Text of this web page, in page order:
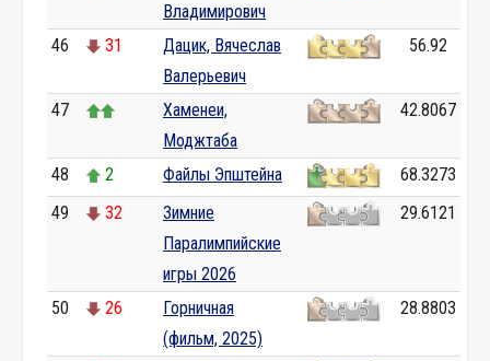
Владимирович
46 31
Дацик, Вячеслав
Валерьевич
56.92
47
Хаменеи,
Моджтаба
42.8067
48 2 Файлы Эпштейна
68.3273
49
32
Зимние
Паралимпийские
игры 2026
29.6121
50 26
Горничная
(фильм, 2025)
28.8803